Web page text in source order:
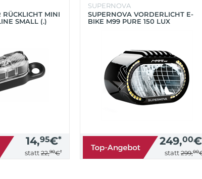
RÜCKLICHT MINI
SMALL (.)
14,95€*
statt 22,90€*
SUPERNOVA
SUPERNOVA VORDERLICHT E-
BIKE M99 PURE 150 LUX
249,00€
statt 299,00